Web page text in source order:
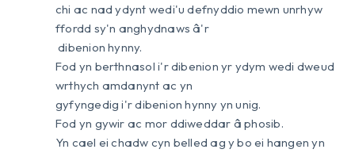
chi ac nad ydynt wedi'u defnyddio mewn unrhyw
ffordd sy'n anghydnaws â'r
dibenion hynny.
Fod yn berthnasol i'r dibenion yr ydym wedi dweud
wrthych amdanynt ac yn
gyfyngedig i'r dibenion hynny yn unig.
Fod yn gywir ac mor ddiweddar â phosib.
Yn cael ei chadw cyn belled ag y bo ei hangen yn